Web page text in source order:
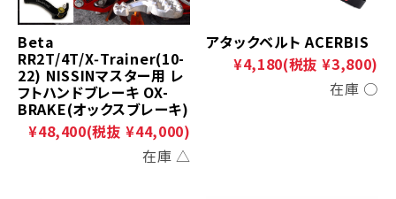
Beta
RR2T/4T/X‑Trainer(10-
22) NISSINマスター用 レ
フトハンドブレーキ OX-
BRAKE(オックスブレーキ)
¥48,400(税抜 ¥44,000)
在庫 △
アタックベルト ACERBIS
¥4,180(税抜 ¥3,800)
在庫 ○